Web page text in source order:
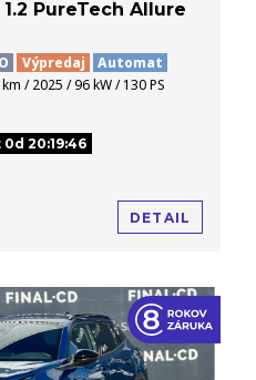
PureTech Allure
Výpredaj
Automat
/ 2025 / 96 kW / 130 PS
0d 20:19:45
DETAIL